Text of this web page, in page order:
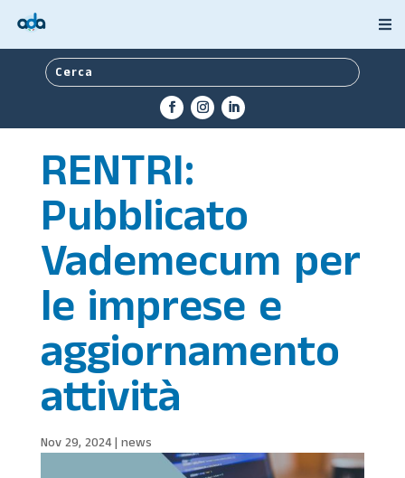
RENTRI:
Pubblicato
Vademecum per
le imprese e
aggiornamento
attività
Nov 29, 2024| news